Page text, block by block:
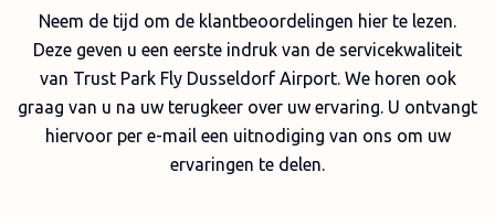
Neem de tijd om de klantbeoordelingen hier te lezen.
Deze geven u een eerste indruk van de servicekwaliteit
van Trust Park Fly Dusseldorf Airport. We horen ook
graag van u na uw terugkeer over uw ervaring. U ontvangt
hiervoor per e-mail een uitnodiging van ons om uw
ervaringen te delen.